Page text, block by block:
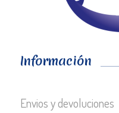
Información
Envios y devoluciones